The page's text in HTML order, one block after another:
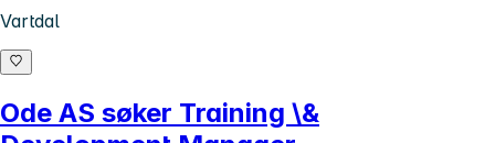
Vartdal
Ode AS søker Training \&